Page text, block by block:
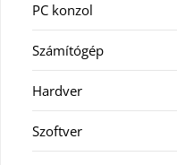
PC konzol
Számítógép
Hardver
Szoftver